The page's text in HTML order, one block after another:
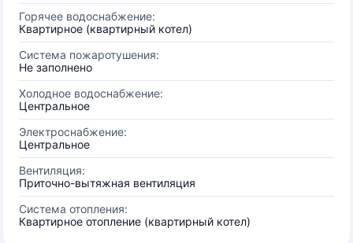
Горячее водоснабжение:
Квартирное (квартирный котел)
Система пожаротушения:
Не заполнено
Холодное водоснабжение:
Центральное
Электроснабжение:
Центральное
Вентиляция:
Приточно-вытяжная вентиляция
Система отопления:
Квартирное отопление (квартирный котел)